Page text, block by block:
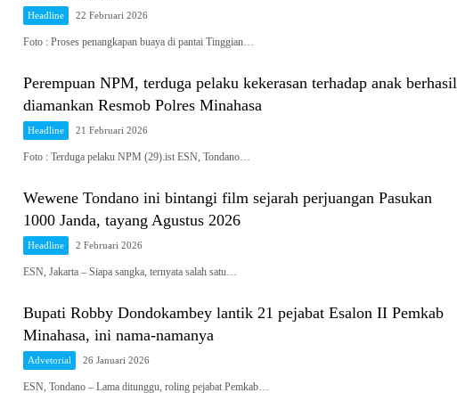
Headline 22 Februari 2026
Foto : Proses penangkapan buaya di pantai Tinggian…
Perempuan NPM, terduga pelaku kekerasan terhadap anak berhasil
diamankan Resmob Polres Minahasa
Headline 21 Februari 2026
Foto : Terduga pelaku NPM (29).ist ESN, Tondano…
Wewene Tondano ini bintangi film sejarah perjuangan Pasukan
1000 Janda, tayang Agustus 2026
Headline 2 Februari 2026
ESN, Jakarta – Siapa sangka, ternyata salah satu…
Bupati Robby Dondokambey lantik 21 pejabat Esalon II Pemkab
Minahasa, ini nama-namanya
Advetorial 26 Januari 2026
ESN, Tondano – Lama ditunggu, roling pejabat Pemkab…